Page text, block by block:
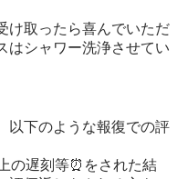
け取ったら喜んでいただ
はシャワー洗浄させてい
以下のような報復での評
の遅刻等⏰️をされた結